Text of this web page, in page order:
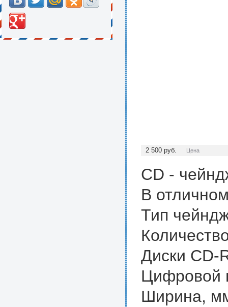
2 500 руб. Цена
CD -
В
Тип
Диски CD-
Цифровой
Ширина,